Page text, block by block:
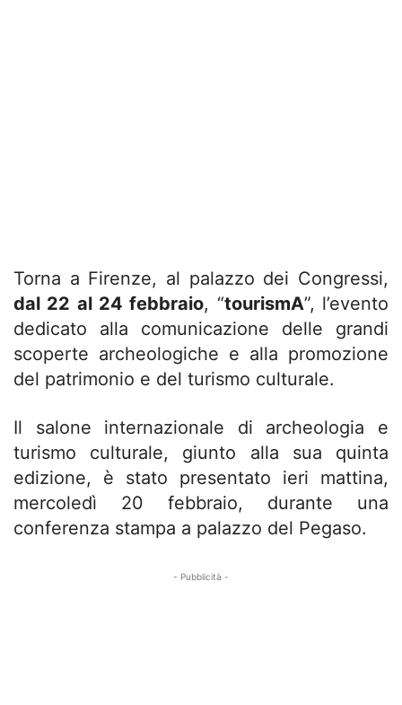
Torna a Firenze, al palazzo dei Congressi,
dal 22 al 24 febbraio, “tourismA”, l’evento
dedicato alla comunicazione delle grandi
scoperte archeologiche e alla promozione
del patrimonio e del turismo culturale.
Il salone internazionale di archeologia e
turismo culturale, giunto alla sua quinta
edizione, è stato presentato ieri mattina,
mercoledì 20 febbraio, durante una
conferenza stampa a palazzo del Pegaso.
- Pubblicità -